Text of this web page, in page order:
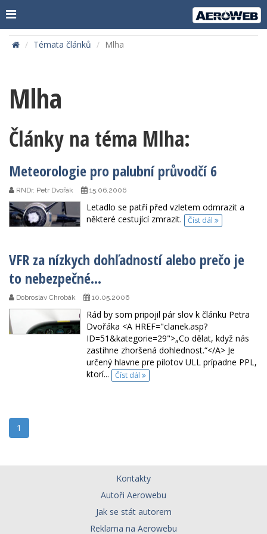
Témata článků Mlha
Mlha
Články na téma Mlha:
Meteorologie pro palubní průvodčí 6
RNDr. Petr Dvořák 15.06.2006
Letadlo se patří před vzletem odmrazit a
některé cestující zmrazit.
Číst dál
VFR za nízkych dohľadností alebo prečo je
to nebezpečné...
Dobroslav Chrobák 10.05.2006
Rád by som pripojil pár slov k článku Petra
Dvořáka <A HREF="clanek.asp?
ID=51&kategorie=29">„Co dělat, když nás
zastihne zhoršená dohlednost.“</A> Je
určený hlavne pre pilotov ULL prípadne PPL,
ktorí...
Číst dál
1
Kontakty
Autoři Aerowebu
Jak se stát autorem
Reklama na Aerowebu